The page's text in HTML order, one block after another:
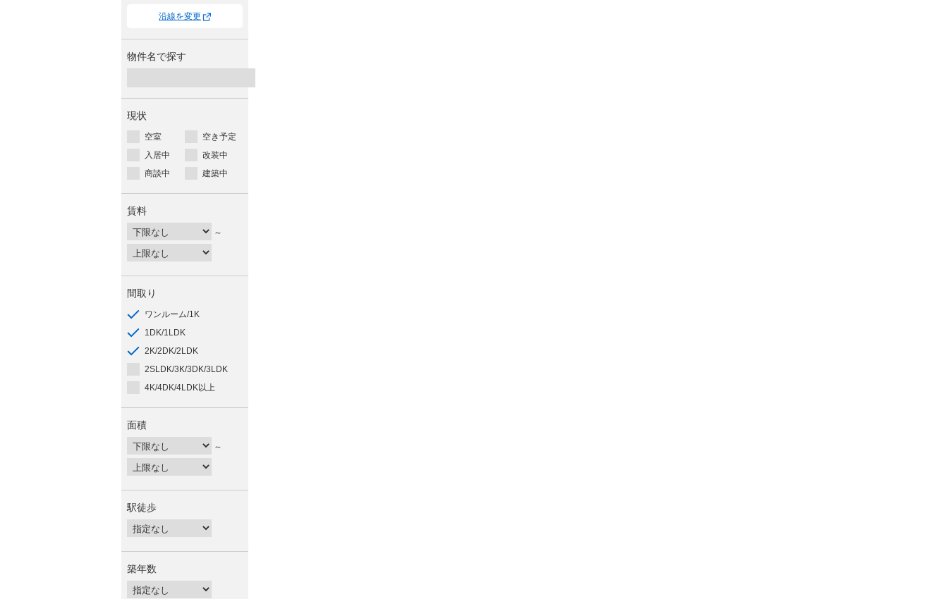
沿線を変更
物件名で探す
現状
空室
空き予定
入居中
改装中
商談中
建築中
賃料
～
間取り
ワンルーム/1K
1DK/1LDK
2K/2DK/2LDK
2SLDK/3K/3DK/3LDK
4K/4DK/4LDK以上
面積
～
駅徒歩
築年数